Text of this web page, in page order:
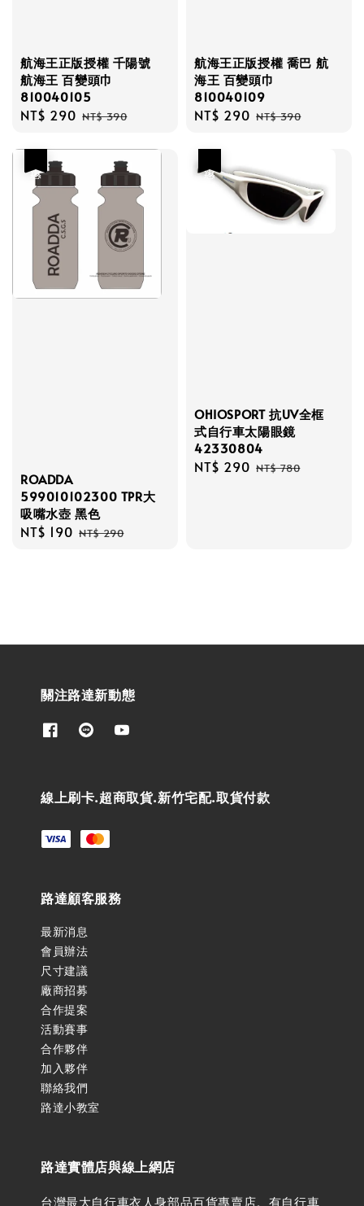
航海王正版授權 千陽號
航海王 百變頭巾
810040105
Sale
NT$ 290 Regular
NT$ 390
航海王正版授權 喬巴 航
海王 百變頭巾
810040109
Sale
NT$ 290 Regular
NT$ 390
ROADDA
599010102300 TPR大
吸嘴水壺 黑色
Sale
NT$ 190 Regular
NT$ 290
OHIOSPORT 抗UV全框
式自行車太陽眼鏡
42330804
Sale
NT$ 290 Regular
NT$ 780
關注路達新動態
線上刷卡.超商取貨.新竹宅配.取貨付款
路達顧客服務
最新消息
會員辦法
尺寸建議
廠商招募
合作提案
活動賽事
合作夥伴
加入夥伴
聯絡我們
路達小教室
路達實體店與線上網店
台灣最大自行車衣人身部品百貨專賣店。有自行車